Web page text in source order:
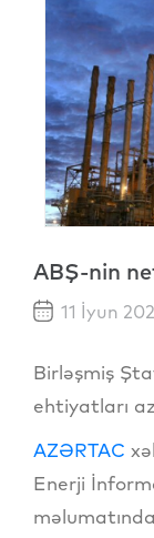
ABŞ-nin
11 İyun
Birləşmiş
ehtiyatları
AZƏRTAC
Enerji